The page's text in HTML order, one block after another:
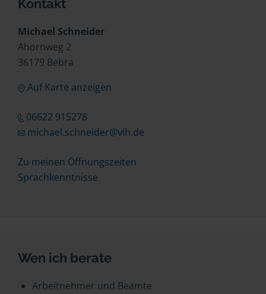
Kontakt
Michael Schneider
Ahornweg 2
36179 Bebra
Auf Karte anzeigen
06622 915278
michael.schneider@vlh.de
Zu meinen Öffnungszeiten
Sprachkenntnisse
Wen ich berate
Arbeitnehmer und Beamte